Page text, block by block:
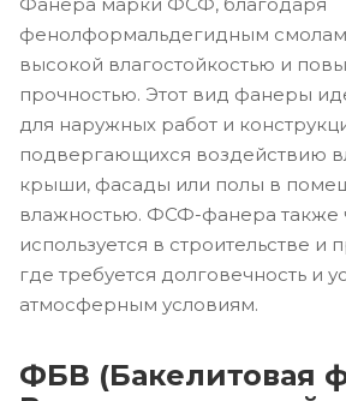
фенолформальдегидным
высокой влагостойкостью и
прочностью. Этот вид фанеры
для наружных работ и
подвергающихся воздействию
крыши, фасады или полы в
влажностью. ФСФ-фанера также
используется в строительстве
где требуется долговечность и
атмосферным условиям.
ФБВ (Бакелитовая